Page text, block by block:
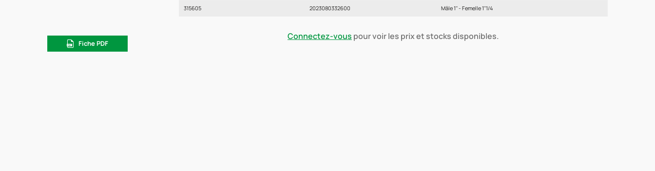
Fiche PDF
315605 2023080332600 Mâle 1'' - Femelle 1''1/4
Connectez-vous pour voir les prix et stocks disponibles.